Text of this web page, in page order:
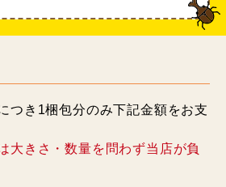
つき1梱包分のみ下記金額をお支
大きさ・数量を問わず当店が負